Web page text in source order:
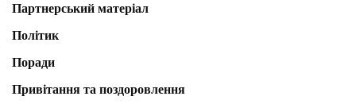
Партнерський матеріал
Політик
Поради
Привітання та поздоровлення